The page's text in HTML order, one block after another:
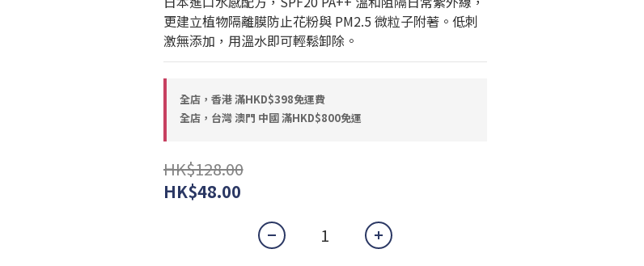
更建立植物隔離膜防止花粉與 PM2.5 微粒子附著。低刺
激無添加，用溫水即可輕鬆卸除。
全店，香港 滿HKD$398免運費
全店，台灣 澳門 中國 滿HKD$800免運
HK$128.00
HK$48.00